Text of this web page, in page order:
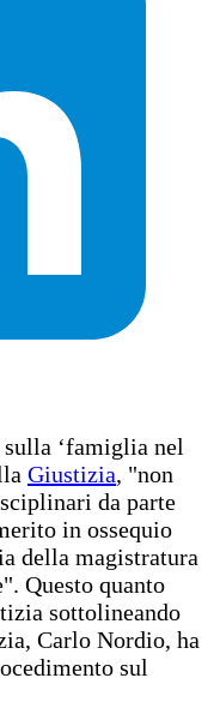
‘famiglia nel
Giustizia, "non
da parte
in ossequio
della magistratura
Questo quanto
sottolineando
Carlo Nordio, ha
sul